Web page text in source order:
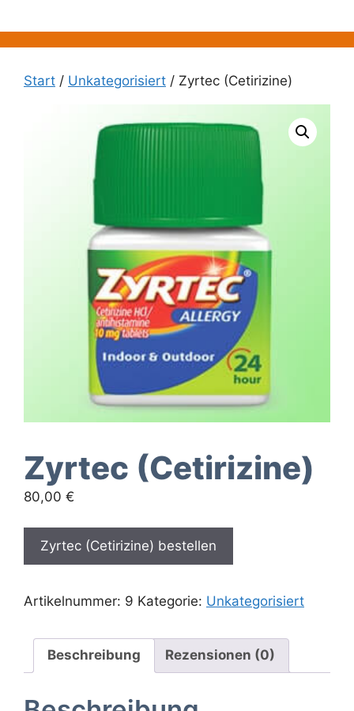
Inhalt
springen
Start / Unkategorisiert / Zyrtec (Cetirizine)
Zyrtec (Cetirizine)
80,00 €
Zyrtec (Cetirizine) bestellen
Artikelnummer: 9 Kategorie: Unkategorisiert
Beschreibung Rezensionen (0)